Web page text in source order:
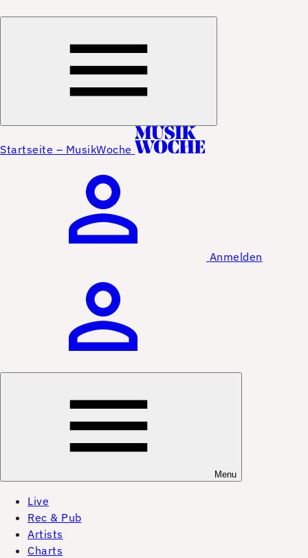
Startseite – MusikWoche
Anmelden
Menu
Live
Rec & Pub
Artists
Charts